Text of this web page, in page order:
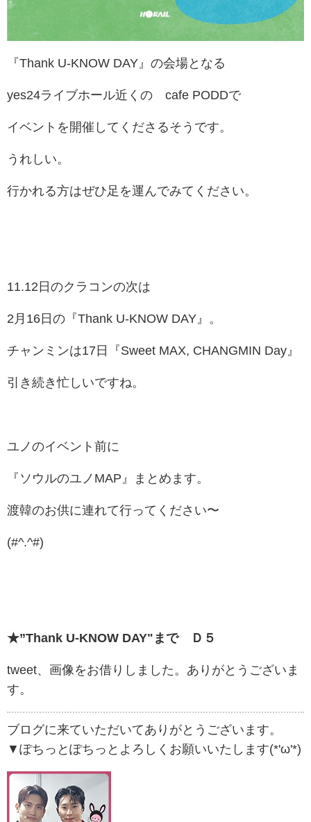
『Thank U-KNOW DAY』の会場となる
yes24ライブホール近くの cafe PODDで
イベントを開催してくださるそうです。
うれしい。
行かれる方はぜひ足を運んでみてください。
11.12日のクラコンの次は
2月16日の『Thank U-KNOW DAY』。
チャンミンは17日『 Sweet MAX, CHANGMIN Day』
引き続き忙しいですね。
ユノのイベント前に
『ソウルのユノMAP』まとめます。
渡韓のお供に連れて行ってください〜
(#^.^#)
★”Thank U-KNOW DAY"まで Ｄ５
tweet、画像をお借りしました。ありがとうございま
す。
ブログに来ていただいてありがとうございます。
▼ぽちっとぽちっとよろしくお願いいたします(*'ω'*)